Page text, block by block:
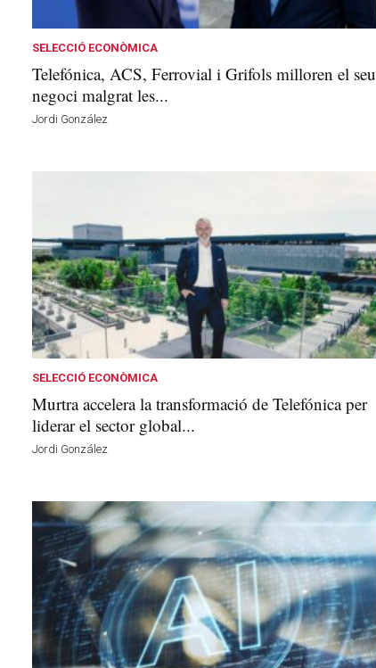
SELECCIÓ ECONÒMICA
Telefónica, ACS, Ferrovial i Grifols milloren el seu
negoci malgrat les...
Jordi González
SELECCIÓ ECONÒMICA
Murtra accelera la transformació de Telefónica per
liderar el sector global...
Jordi González